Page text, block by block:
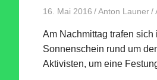
16. Mai 2016 Anton Launer
Am Nachmittag trafen sich
Sonnenschein rund um
Aktivisten, um eine